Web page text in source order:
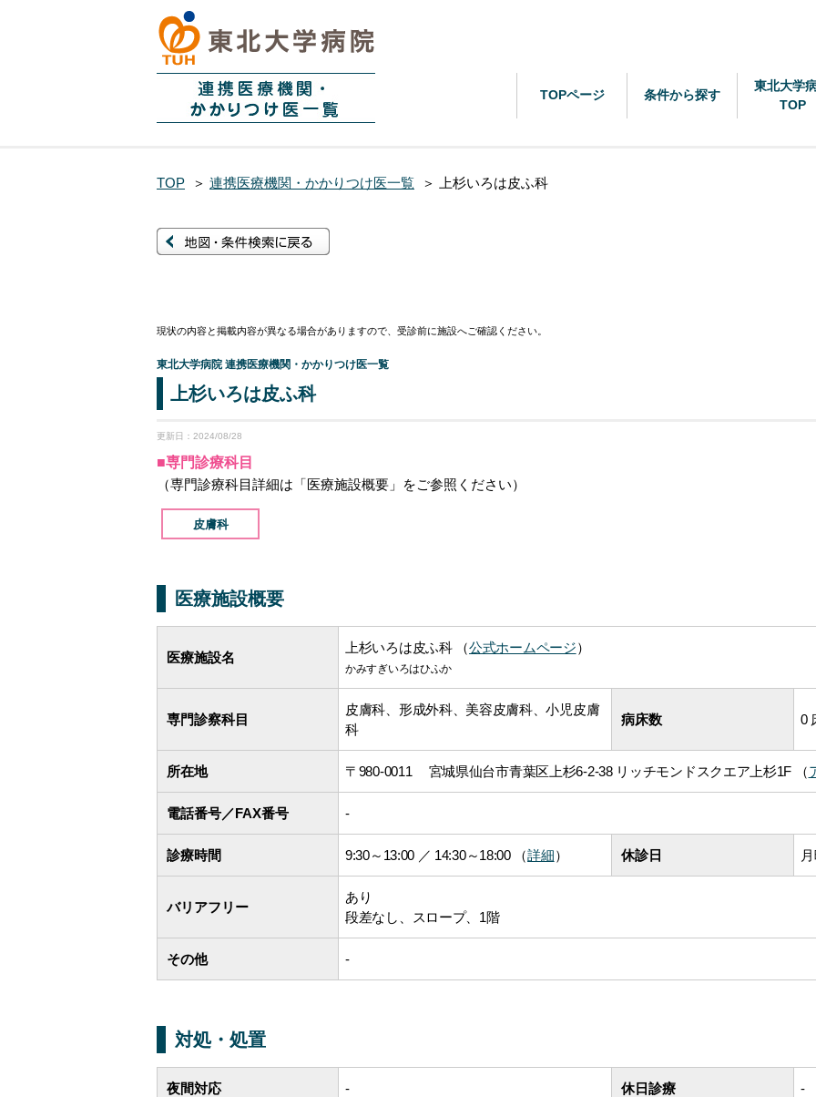
TOPページ 条件から探す
東北大学
TOP
TOP ＞ 連携医療機関・かかりつけ医一覧 ＞ 上杉いろは皮ふ科
現状の内容と掲載内容が異なる場合がありますので、受診前に施設へご確認ください。
東北大学病院 連携医療機関・かかりつけ医一覧
上杉いろは皮ふ科
更新日：2024/08/28
■専門診療科目
（専門診療科目詳細は「医療施設概要」をご参照ください）
皮膚科
医療施設概要
医療施設名
上杉いろは皮ふ科 （公式ホームページ）
かみすぎいろはひふか
専門診察科目
皮膚科、形成外科、美容皮膚科、小児皮膚
科
病床数 0
所在地 〒980-0011 宮城県仙台市青葉区上杉6-2-38 リッチモンドスクエア上杉1F （
電話番号／FAX番号 -
診療時間 9:30～13:00 ／ 14:30～18:00 （詳細） 休診日
バリアフリー
あり
段差なし、スロープ、1階
その他 -
対処・処置
夜間対応 - 休日診療 -